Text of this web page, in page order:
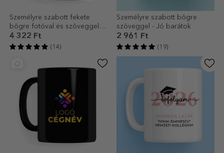
Személyre szabott fekete
bögre fotóval és szöveggel -
2 lélek
4 322 Ft
(14)
Személyre szabott bögre
szöveggel - Jó barátok
2 961 Ft
(19)